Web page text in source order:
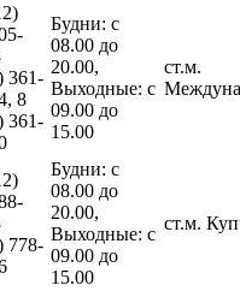
361-
8
361-
Будни: с
08.00 до
20.00,
Выходные: с
09.00 до
15.00
ст.м.
778-
Будни: с
08.00 до
20.00,
Выходные: с
09.00 до
15.00
ст.м.